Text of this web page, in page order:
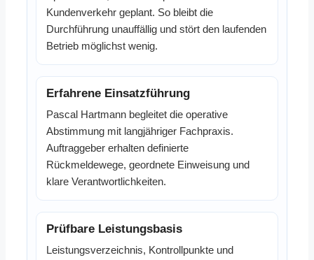
Kundenverkehr geplant. So bleibt die
Durchführung unauffällig und stört den laufenden
Betrieb möglichst wenig.
Erfahrene Einsatzführung
Pascal Hartmann begleitet die operative
Abstimmung mit langjähriger Fachpraxis.
Auftraggeber erhalten definierte
Rückmeldewege, geordnete Einweisung und
klare Verantwortlichkeiten.
Prüfbare Leistungsbasis
Leistungsverzeichnis, Kontrollpunkte und